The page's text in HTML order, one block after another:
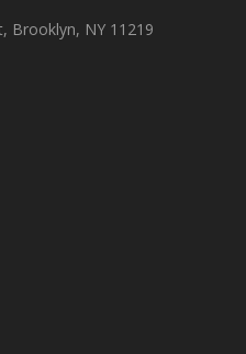
Brooklyn, NY 11219